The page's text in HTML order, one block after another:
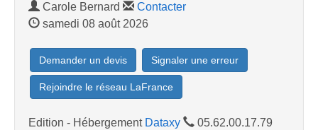
Carole Bernard
Contacter
samedi 08 août 2026
Demander un devis Signaler une erreur
Rejoindre le réseau LaFrance
Edition - Hébergement Dataxy
05.62.00.17.79